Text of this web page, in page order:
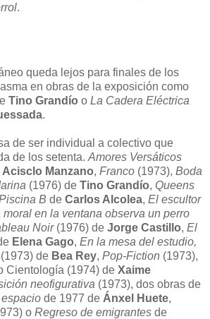
.
queda lejos para finales de los
en obras de la exposición como
Tino Grandío o La Cadera Eléctrica
.
de ser individual a colectivo que
de los setenta. Amores Versáticos
Acisclo Manzano, Franco (1973), Boda
(1976) de Tino Grandío, Queens
B de Carlos Alcolea, El escultor
moral en la ventana observa un perro
Noir(1976) de Jorge Castillo, El
Elena Gago, En la mesa del estudio,
de Bea Rey, Pop-Fiction (1973),
Cientología (1974) de Xaime
neofigurativa (1973), dos obras de
de 1977 de Ánxel Huete,
o Regreso de emigrantes de